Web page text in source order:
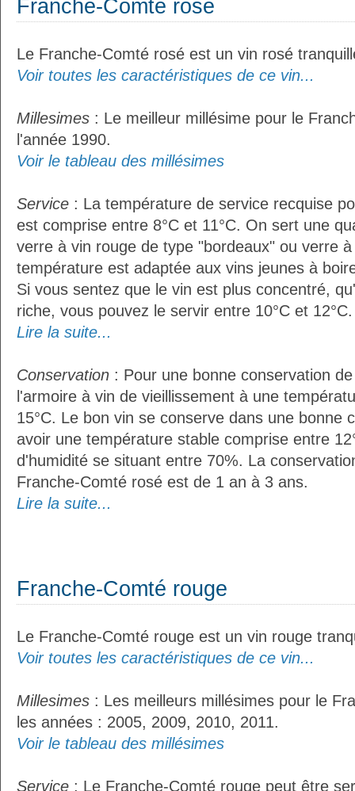
Franche-Comté rosé
Le Franche-Comté rosé est un vin rosé
Voir toutes les caractéristiques de ce vin...
Millesimes : Le meilleur millésime pour le
l'année 1990.
Voir le tableau des millésimes
Service : La température de service recquise
est comprise entre 8°C et 11°C. On sert une
verre à vin rouge de type "bordeaux" ou verre
température est adaptée aux vins jeunes à
Si vous sentez que le vin est plus concentré,
riche, vous pouvez le servir entre 10°C et
Lire la suite...
Conservation : Pour une bonne conservation
l'armoire à vin de vieillissement à une
15°C. Le bon vin se conserve dans une bonne
avoir une température stable comprise entre
d'humidité se situant entre 70%. La
Franche-Comté rosé est de 1 an à 3 ans.
Lire la suite...
Franche-Comté rouge
Le Franche-Comté rouge est un vin rouge
Voir toutes les caractéristiques de ce vin...
Millesimes : Les meilleurs millésimes pour le
les années : 2005, 2009, 2010, 2011.
Voir le tableau des millésimes
Service : Le Franche-Comté rouge peut être